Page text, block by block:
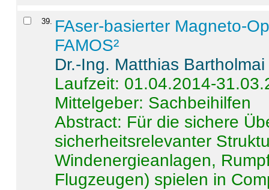
39. FAser-basierter Magneto-
FAMOS²
Dr.-Ing. Matthias Bartholmai
Laufzeit: 01.04.2014-
Mittelgeber: Sachbeihilfen
Abstract: Für die sichere
sicherheitsrelevanter
Windenergieanlagen,
Flugzeugen) spielen in